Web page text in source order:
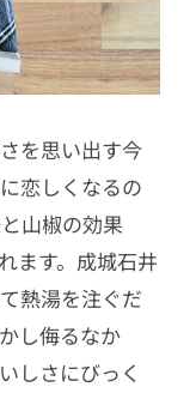
を思い出す今
恋しくなるの
山椒の効果
ます。成城石井
熱湯を注ぐだ
し侮るなか
しさにびっく